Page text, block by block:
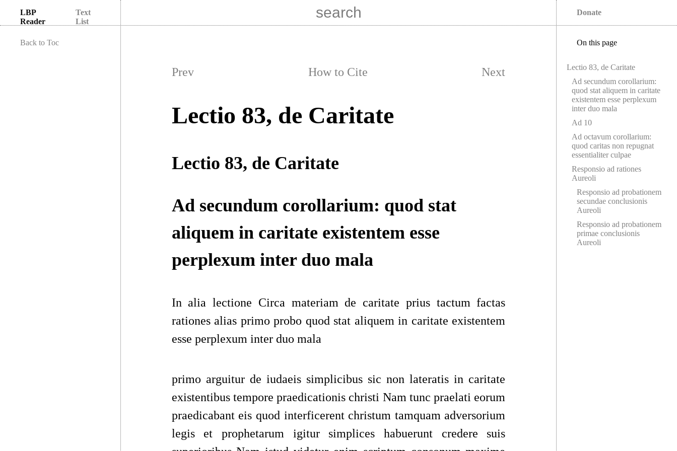
LBP
Reader
Text
List
Donate
Back to Toc
Prev How to Cite Next
Lectio 83, de Caritate
Lectio 83, de Caritate
Ad secundum corollarium: quod stat
aliquem in caritate existentem esse
perplexum inter duo mala
In alia lectione Circa materiam de caritate prius tactum factas
rationes alias primo probo quod stat aliquem in caritate existentem
esse perplexum inter duo mala
primo arguitur de iudaeis simplicibus sic non lateratis in caritate
existentibus tempore praedicationis christi Nam tunc praelati eorum
praedicabant eis quod interficerent christum tamquam adversorium
legis et prophetarum igitur simplices habuerunt credere suis
On this page
Lectio 83, de Caritate
Ad secundum corollarium:
quod stat aliquem in caritate
existentem esse perplexum
inter duo mala
Ad 10
Ad octavum corollarium:
quod caritas non repugnat
essentialiter culpae
Responsio ad rationes
Aureoli
Responsio ad probationem
secundae conclusionis
Aureoli
Responsio ad probationem
primae conclusionis
Aureoli